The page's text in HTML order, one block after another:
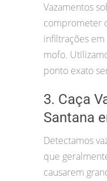
Vazamentos
comprometer
infiltrações
mofo.
ponto exato
3. Caça
Santana
Detectamos
que
causarem